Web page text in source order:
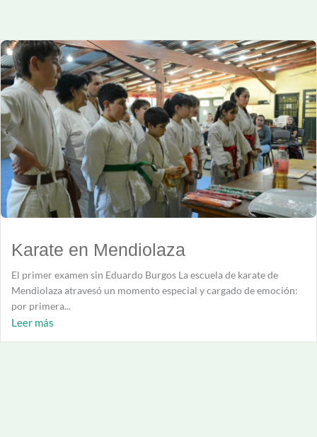
Karate en Mendiolaza
El primer examen sin Eduardo Burgos La escuela de karate de
Mendiolaza atravesó un momento especial y cargado de emoción:
por primera...
Leer más